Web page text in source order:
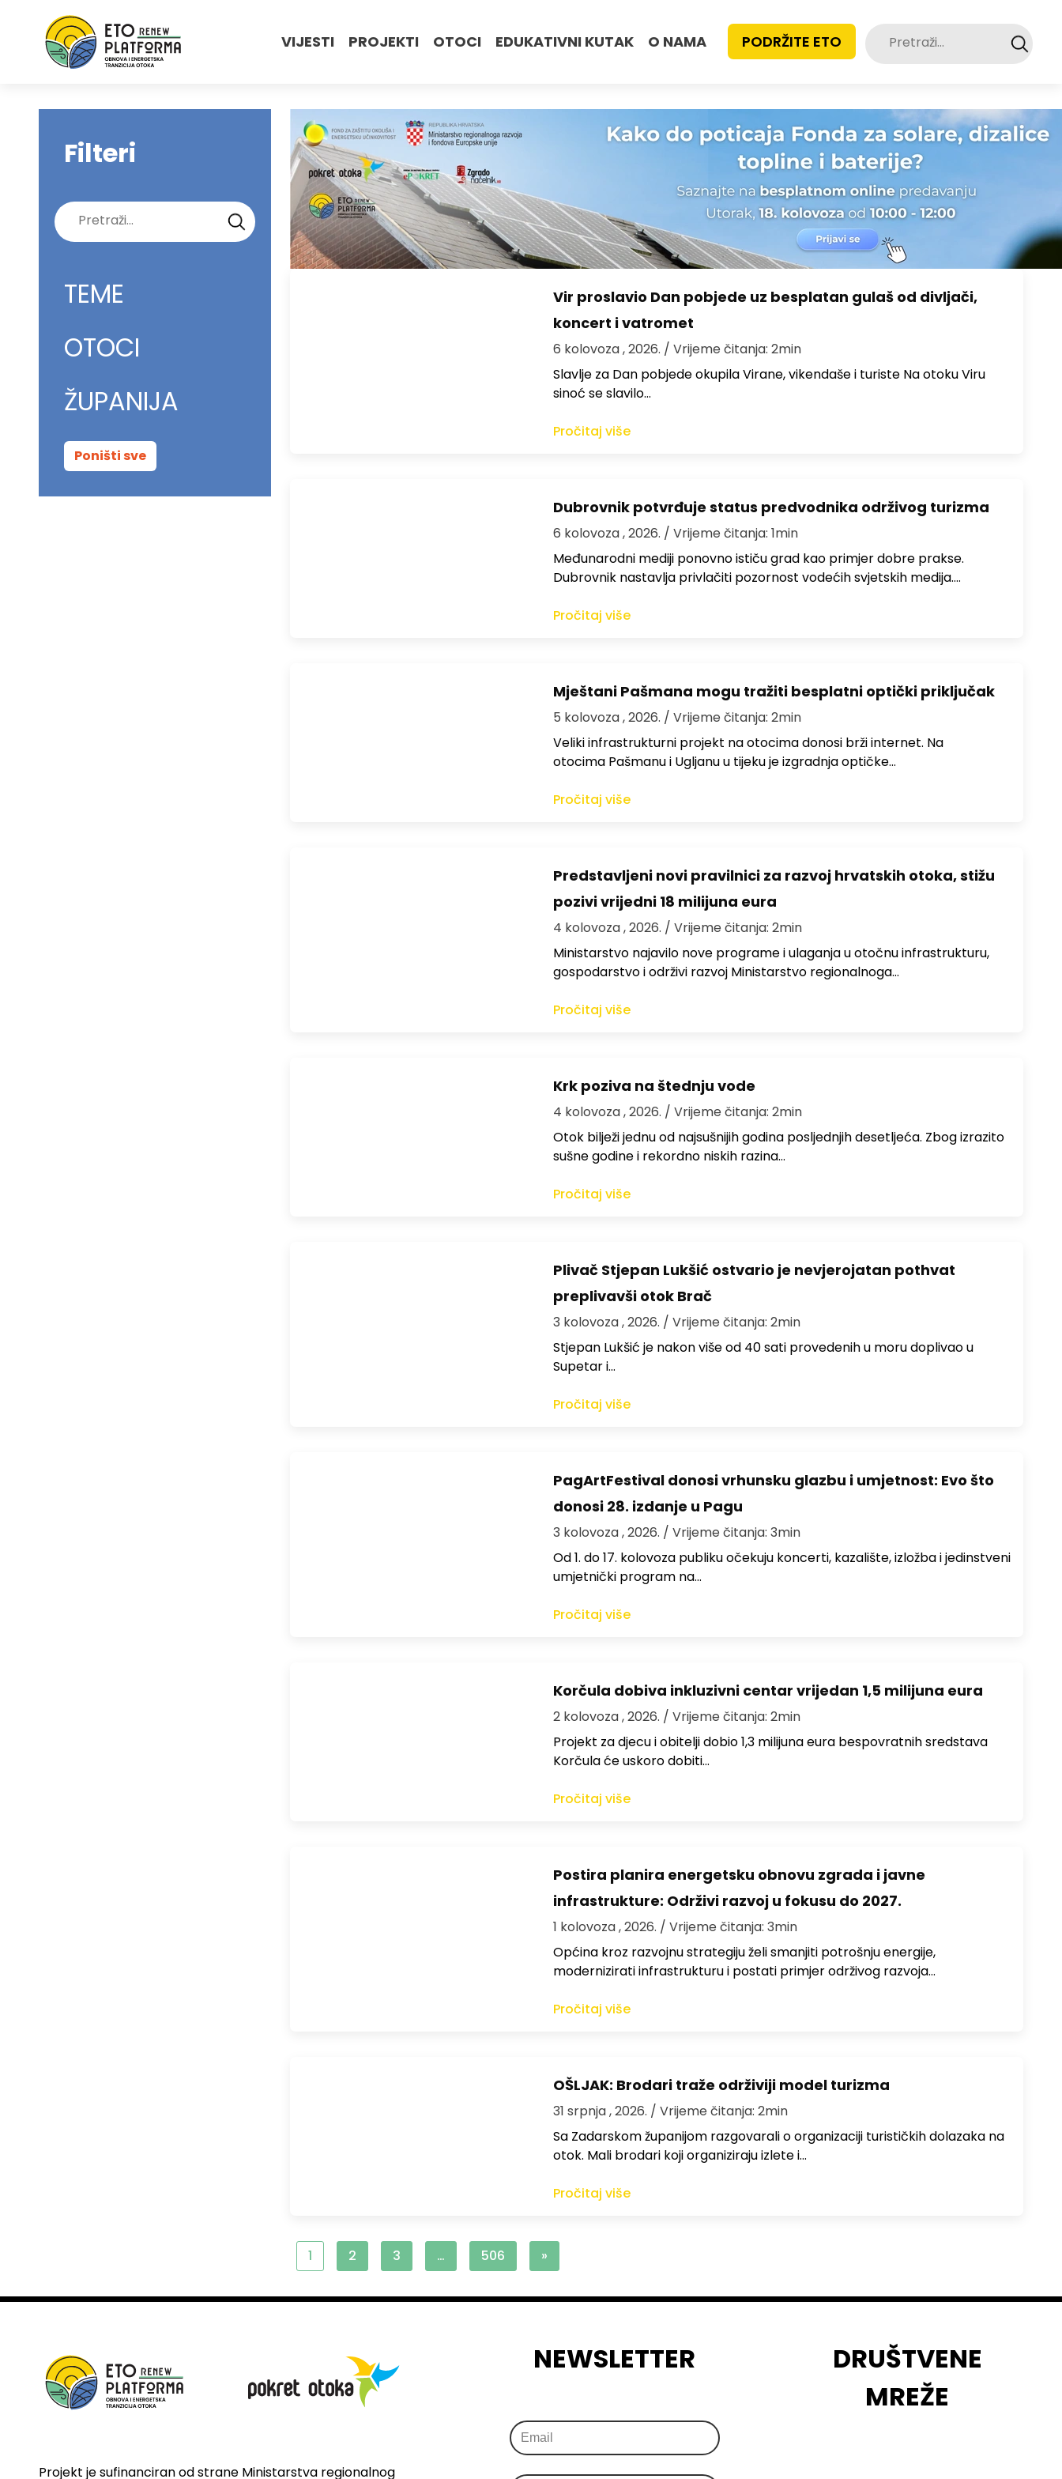
VIJESTI PROJEKTI OTOCI EDUKATIVNI KUTAK O NAMA PODRŽITE ETO Pretraži:
Filteri
Pretraži:
TEME
OTOCI
ŽUPANIJA
Poništi sve
Vir proslavio Dan pobjede uz besplatan gulaš od divljači,
koncert i vatromet
6 kolovoza , 2026. / Vrijeme čitanja: 2min
Slavlje za Dan pobjede okupila Virane, vikendaše i turiste Na otoku Viru
sinoć se slavilo…
Pročitaj više
Dubrovnik potvrđuje status predvodnika održivog turizma
6 kolovoza , 2026. / Vrijeme čitanja: 1min
Međunarodni mediji ponovno ističu grad kao primjer dobre prakse.
Dubrovnik nastavlja privlačiti pozornost vodećih svjetskih medija.…
Pročitaj više
Mještani Pašmana mogu tražiti besplatni optički priključak
5 kolovoza , 2026. / Vrijeme čitanja: 2min
Veliki infrastrukturni projekt na otocima donosi brži internet. Na
otocima Pašmanu i Ugljanu u tijeku je izgradnja optičke…
Pročitaj više
Predstavljeni novi pravilnici za razvoj hrvatskih otoka, stižu
pozivi vrijedni 18 milijuna eura
4 kolovoza , 2026. / Vrijeme čitanja: 2min
Ministarstvo najavilo nove programe i ulaganja u otočnu infrastrukturu,
gospodarstvo i održivi razvoj Ministarstvo regionalnoga…
Pročitaj više
Krk poziva na štednju vode
4 kolovoza , 2026. / Vrijeme čitanja: 2min
Otok bilježi jednu od najsušnijih godina posljednjih desetljeća. Zbog izrazito
sušne godine i rekordno niskih razina…
Pročitaj više
Plivač Stjepan Lukšić ostvario je nevjerojatan pothvat
preplivavši otok Brač
3 kolovoza , 2026. / Vrijeme čitanja: 2min
St​jepan Lukšić je nakon više od 40 sati provedenih u moru doplivao u
Supetar i…
Pročitaj više
PagArtFestival donosi vrhunsku glazbu i umjetnost: Evo što
donosi 28. izdanje u Pagu
3 kolovoza , 2026. / Vrijeme čitanja: 3min
Od 1. do 17. kolovoza publiku očekuju koncerti, kazalište, izložba i jedinstveni
umjetnički program na…
Pročitaj više
Korčula dobiva inkluzivni centar vrijedan 1,5 milijuna eura
2 kolovoza , 2026. / Vrijeme čitanja: 2min
Projekt za djecu i obitelji dobio 1,3 milijuna eura bespovratnih sredstava
Korčula će uskoro dobiti…
Pročitaj više
Postira planira energetsku obnovu zgrada i javne
infrastrukture: Održivi razvoj u fokusu do 2027.
1 kolovoza , 2026. / Vrijeme čitanja: 3min
Općina kroz razvojnu strategiju želi smanjiti potrošnju energije,
modernizirati infrastrukturu i postati primjer održivog razvoja…
Pročitaj više
OŠLJAK: Brodari traže održiviji model turizma
31 srpnja , 2026. / Vrijeme čitanja: 2min
Sa Zadarskom županijom razgovarali o organizaciji turističkih dolazaka na
otok. Mali brodari koji organiziraju izlete i…
Pročitaj više
1 2 3 … 506 »
Projekt je sufinanciran od strane Ministarstva regionalnog
NEWSLETTER
DRUŠTVENE
MREŽE